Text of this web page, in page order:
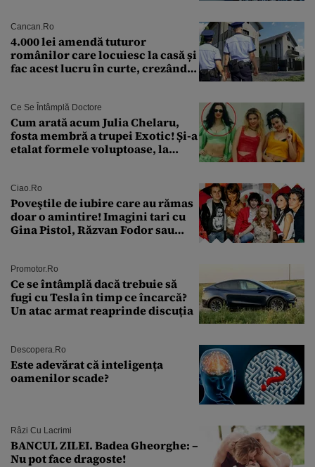
Cancan.ro
4.000 lei amendă tuturor
românilor care locuiesc la casă și
fac acest lucru în curte, crezând
Ce Se Întâmplă Doctore
Cum arată acum Julia Chelaru,
fosta membră a trupei Exotic! Și-a
etalat formele voluptoase, la
Ciao.ro
Poveştile de iubire care au rămas
doar o amintire! Imagini tari cu
Gina Pistol, Răzvan Fodor sau
Promotor.ro
Ce se întâmplă dacă trebuie să
fugi cu Tesla în timp ce încarcă?
Un atac armat reaprinde discuția
Descopera.ro
Este adevărat că inteligența
oamenilor scade?
Râzi Cu Lacrimi
BANCUL ZILEI. Badea Gheorghe: –
Nu pot face dragoste!